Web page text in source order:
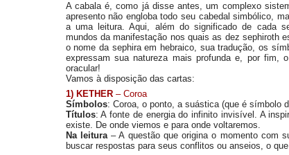
A cabala é, como já disse antes, um complexo
apresento não engloba todo seu cabedal simbólico,
a uma leitura. Aqui, além do significado de cada
mundos da manifestação nos quais as dez sephiroth
o nome da sephira em hebraico, sua tradução, os
expressam sua natureza mais profunda e, por fim,
oracular!
Vamos à disposição das cartas:
1) KETHER– Coroa
Símbolos: Coroa, o ponto, a suástica (que é símbolo
Títulos: A fonte de energia do infinito invisível. A
existe. De onde viemos e para onde voltaremos.
Na leitura– A questão que origina o momento com
buscar respostas para seus conflitos ou anseios, o